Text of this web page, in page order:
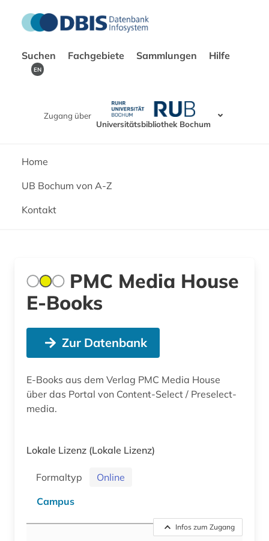
Suchen Fachgebiete Sammlungen Hilfe
EN
Zugang über
Universitätsbibliothek Bochum
Home
UB Bochum von A-Z
Kontakt
PMC Media House
E-Books
Zur Datenbank
E-Books aus dem Verlag PMC Media House
über das Portal von Content-Select / Preselect-
media.
Lokale Lizenz (Lokale Lizenz)
Formaltyp
Online
Campus
Infos zum Zugang